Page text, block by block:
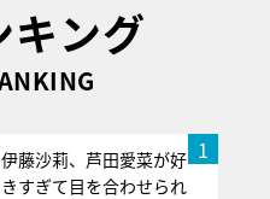
キング
1
伊藤沙莉、芦田愛菜が好
きすぎて目を合わせられ